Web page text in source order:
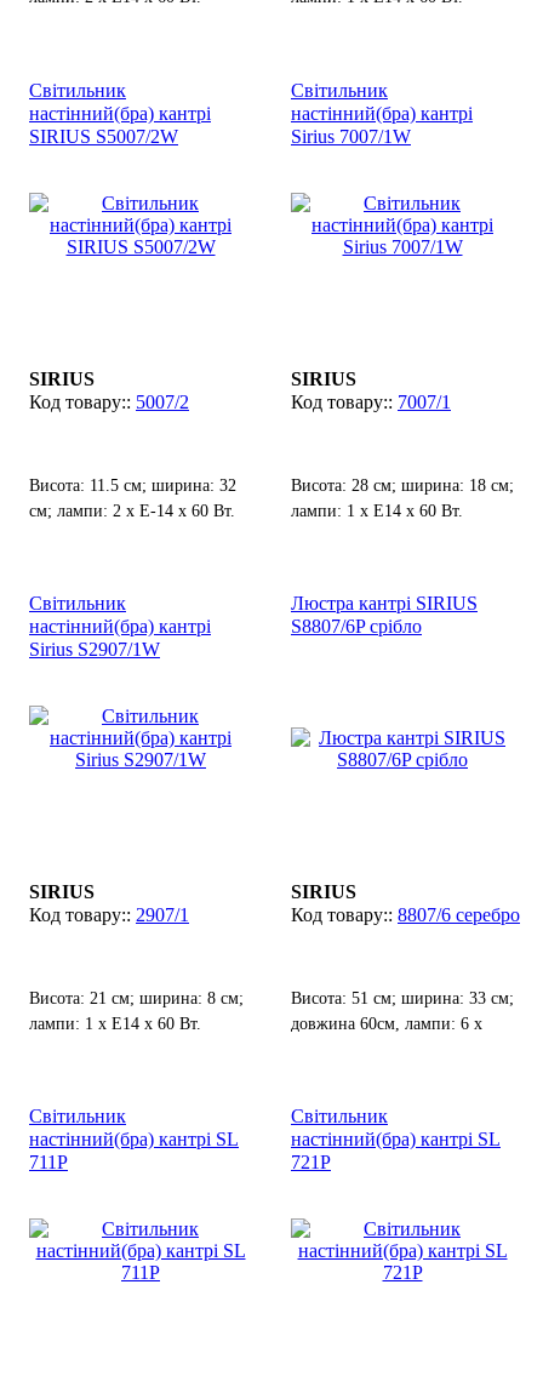
Світильник
настінний(бра) кантрі
SIRIUS S5007/2W
SIRIUS
5007/2
Висота: 11.5 см; ширина: 32
см; лампи: 2 х Е-14 х 60 Вт.
Світильник
настінний(бра) кантрі
Sirius 7007/1W
SIRIUS
7007/1
Висота: 28 см; ширина: 18 см;
лампи: 1 х Е14 х 60 Вт.
Світильник
настінний(бра) кантрі
Sirius S2907/1W
SIRIUS
2907/1
Висота: 21 см; ширина: 8 см;
лампи: 1 х Е14 х 60 Вт.
Люстра кантрі SIRIUS
S8807/6P срібло
SIRIUS
8807/6 серебро
Висота: 51 см; ширина: 33 см;
довжина 60см, лампи: 6 х
Світильник
настінний(бра) кантрі SL
711P
Світильник
настінний(бра) кантрі SL
721P